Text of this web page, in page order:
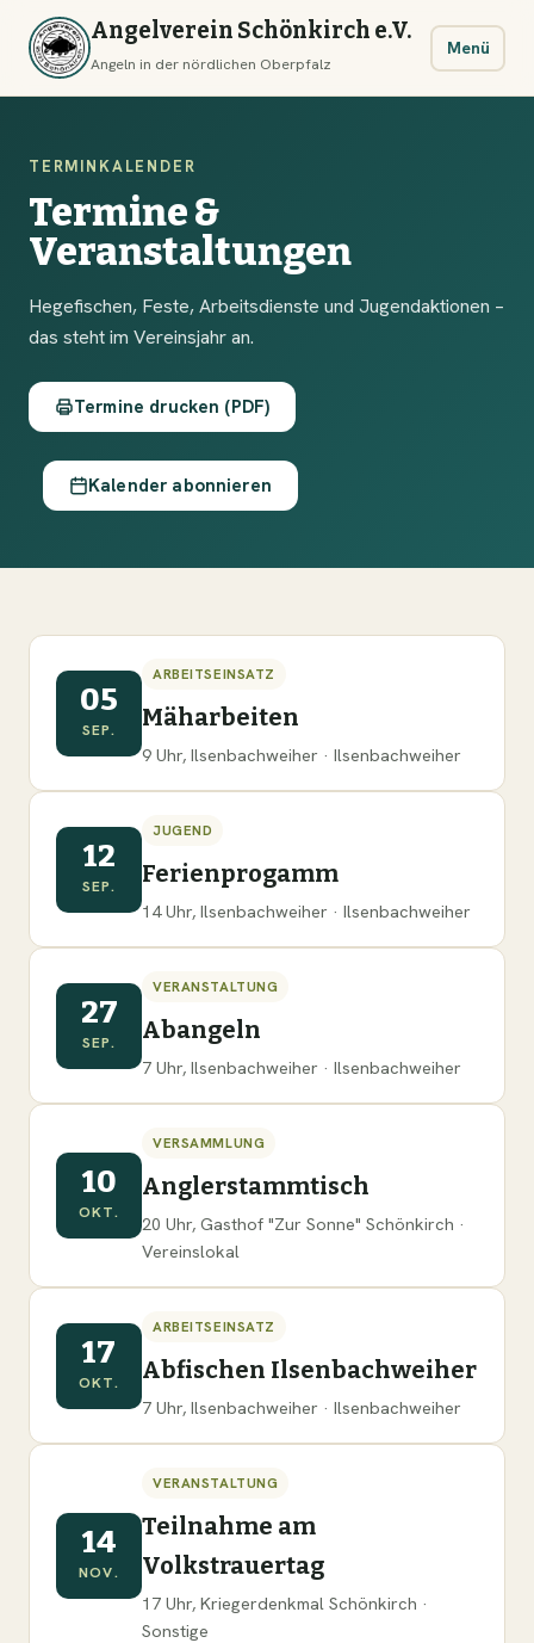
Angelverein Schönkirch e.V.
Angeln in der nördlichen Oberpfalz
Menü
TERMINKALENDER
Termine &
Veranstaltungen
Hegefischen, Feste, Arbeitsdienste und Jugendaktionen –
das steht im Vereinsjahr an.
Termine drucken (PDF)
Kalender abonnieren
05
SEP.
ARBEITSEINSATZ
Mäharbeiten
9 Uhr, Ilsenbachweiher · Ilsenbachweiher
12
SEP.
JUGEND
Ferienprogamm
14 Uhr, Ilsenbachweiher · Ilsenbachweiher
27
SEP.
VERANSTALTUNG
Abangeln
7 Uhr, Ilsenbachweiher · Ilsenbachweiher
10
OKT.
VERSAMMLUNG
Anglerstammtisch
20 Uhr, Gasthof "Zur Sonne" Schönkirch ·
Vereinslokal
17
OKT.
ARBEITSEINSATZ
Abfischen Ilsenbachweiher
7 Uhr, Ilsenbachweiher · Ilsenbachweiher
14
NOV.
VERANSTALTUNG
Teilnahme am
Volkstrauertag
17 Uhr, Kriegerdenkmal Schönkirch ·
Sonstige